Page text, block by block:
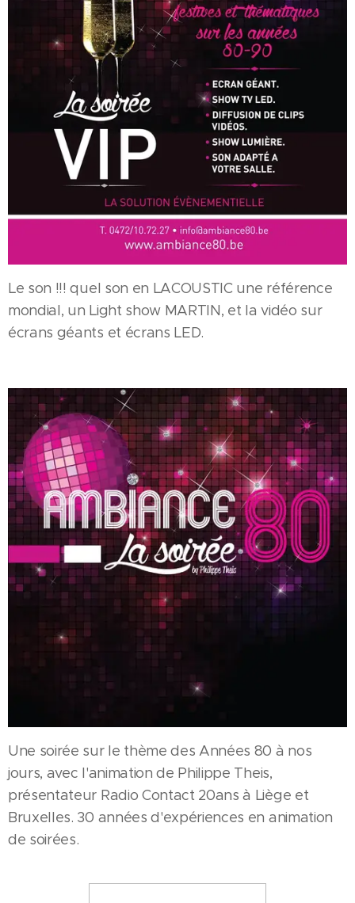
Le son !!! quel son en LACOUSTIC une référence
mondial, un Light show MARTIN, et la vidéo sur
écrans géants et écrans LED.
Une soirée sur le thème des Années 80 à nos
jours, avec l'animation de Philippe Theis,
présentateur Radio Contact 20ans à Liège et
Bruxelles. 30 années d'expériences en animation
de soirées.